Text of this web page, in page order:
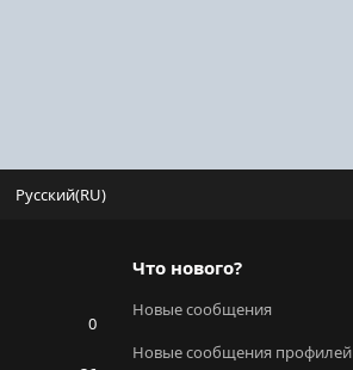
Русский(RU)
0
Что нового?
Новые сообщения
Новые сообщения профилей